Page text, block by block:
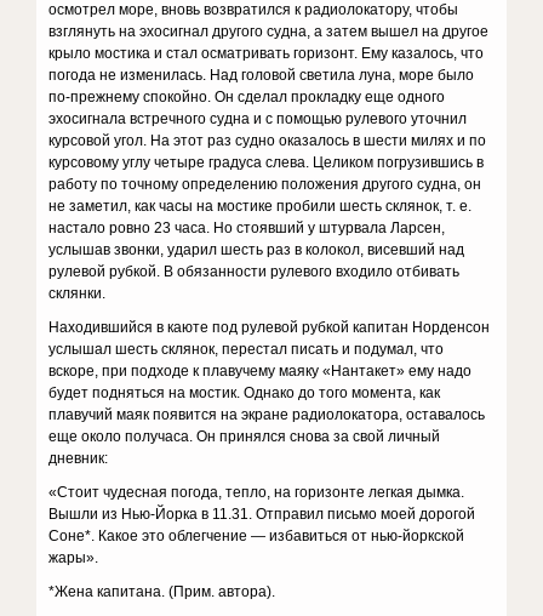
осмотрел море, вновь возвратился к радиолокатору, чтобы
взглянуть на эхосигнал другого судна, а затем вышел на другое
крыло мостика и стал осматривать горизонт. Ему казалось, что
погода не изменилась. Над головой светила луна, море было
по-прежнему спокойно. Он сделал прокладку еще одного
эхосигнала встречного судна и с помощью рулевого уточнил
курсовой угол. На этот раз судно оказалось в шести милях и по
курсовому углу четыре градуса слева. Целиком погрузившись в
работу по точному определению положения другого судна, он
не заметил, как часы на мостике пробили шесть склянок, т. е.
настало ровно 23 часа. Но стоявший у штурвала Ларсен,
услышав звонки, ударил шесть раз в колокол, висевший над
рулевой рубкой. В обязанности рулевого входило отбивать
склянки.
Находившийся в каюте под рулевой рубкой капитан Норденсон
услышал шесть склянок, перестал писать и подумал, что
вскоре, при подходе к плавучему маяку «Нантакет» ему надо
будет подняться на мостик. Однако до того момента, как
плавучий маяк появится на экране радиолокатора, оставалось
еще около получаса. Он принялся снова за свой личный
дневник:
«Стоит чудесная погода, тепло, на горизонте легкая дымка.
Вышли из Нью-Йорка в 11.31. Отправил письмо моей дорогой
Соне*. Какое это облегчение — избавиться от нью-йоркской
жары».
*Жена капитана. (Прим. автора).